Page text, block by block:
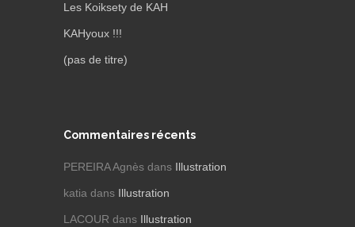
Les Koiksety de KAH
KAHyoux !!!
(pas de titre)
Commentaires récents
PEREIRA Agnès dans Illustration
katia dans Illustration
LACOUR dans Illustration